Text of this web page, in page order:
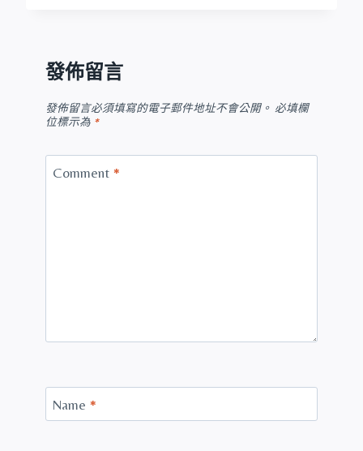
發佈留言
發佈留言必須填寫的電子郵件地址不會公開。 必填欄
位標示為 *
Comment *
Name *